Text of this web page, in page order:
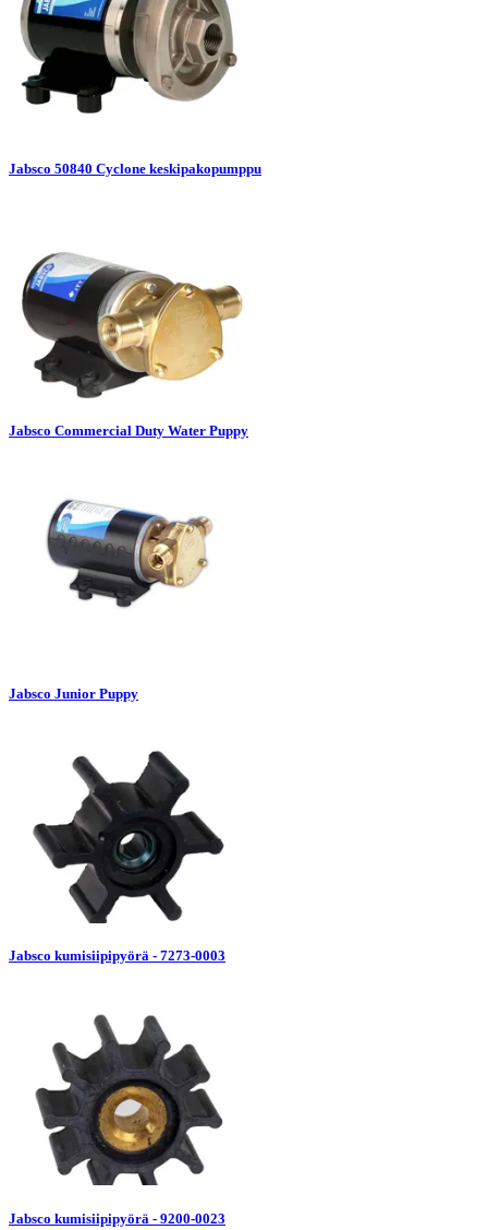
Jabsco 50840 Cyclone keskipakopumppu
Jabsco Commercial Duty Water Puppy
Jabsco Junior Puppy
Jabsco kumisiipipyörä - 7273-0003
Jabsco kumisiipipyörä - 9200-0023